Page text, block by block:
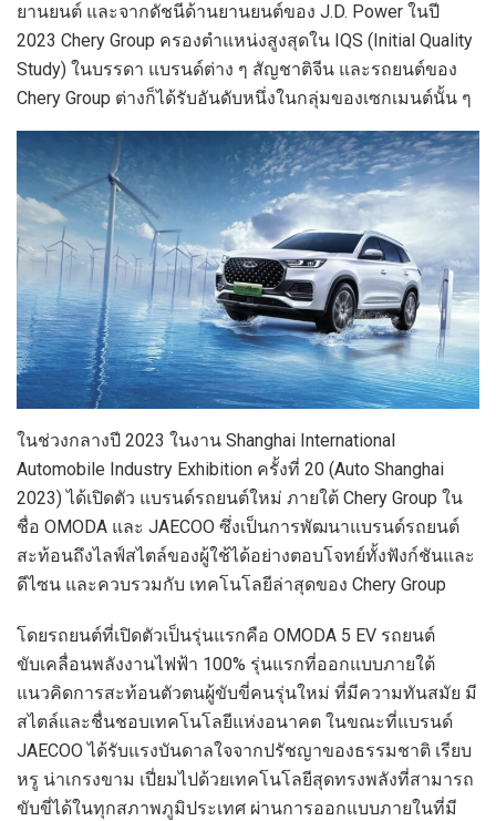
ยานยนต์ และจากดัชนีด้านยานยนต์ของ J.D. Power ในปี
2023 Chery Group ครองตำแหน่งสูงสุดใน IQS (Initial Quality
Study) ในบรรดา แบรนด์ต่าง ๆ สัญชาติจีน และรถยนต์ของ
Chery Group ต่างก็ได้รับอันดับหนึ่งในกลุ่มของเซกเมนต์นั้น ๆ
ในช่วงกลางปี 2023 ในงาน Shanghai International
Automobile Industry Exhibition ครั้งที่ 20 (Auto Shanghai
2023) ได้เปิดตัว แบรนด์รถยนต์ใหม่ ภายใต้ Chery Group ใน
ชื่อ OMODA และ JAECOO ซึ่งเป็นการพัฒนาแบรนด์รถยนต์
สะท้อนถึงไลฟ์สไตล์ของผู้ใช้ได้อย่างตอบโจทย์ทั้งฟังก์ชันและ
ดีไซน และควบรวมกับ เทคโนโลยีล่าสุดของ Chery Group
โดยรถยนต์ที่เปิดตัวเป็นรุ่นแรกคือ OMODA 5 EV รถยนต์
ขับเคลื่อนพลังงานไฟฟ้า 100% รุ่นแรกที่ออกแบบภายใต้
แนวคิดการสะท้อนตัวตนผู้ขับขี่คนรุ่นใหม่ ที่มีความทันสมัย มี
สไตล์และชื่นชอบเทคโนโลยีแห่งอนาคต ในขณะที่แบรนด์
JAECOO ได้รับแรงบันดาลใจจากปรัชญาของธรรมชาติ เรียบ
หรู น่าเกรงขาม เปี่ยมไปด้วยเทคโนโลยีสุดทรงพลังที่สามารถ
ขับขี่ได้ในทุกสภาพภูมิประเทศ ผ่านการออกแบบภายในที่มี